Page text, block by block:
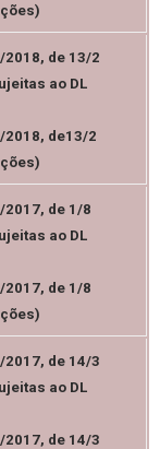
2018, de 13/2
ao DL
2018, de13/2
2017, de 1/8
ao DL
2017, de 1/8
2017, de 14/3
ao DL
2017, de 14/3